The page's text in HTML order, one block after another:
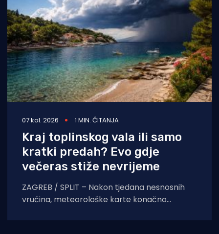
07 kol. 2026 1 MIN. ČITANJA
Kraj toplinskog vala ili samo
kratki predah? Evo gdje
večeras stiže nevrijeme
ZAGREB / SPLIT – Nakon tjedana nesnosnih
vrućina, meteorološke karte konačno